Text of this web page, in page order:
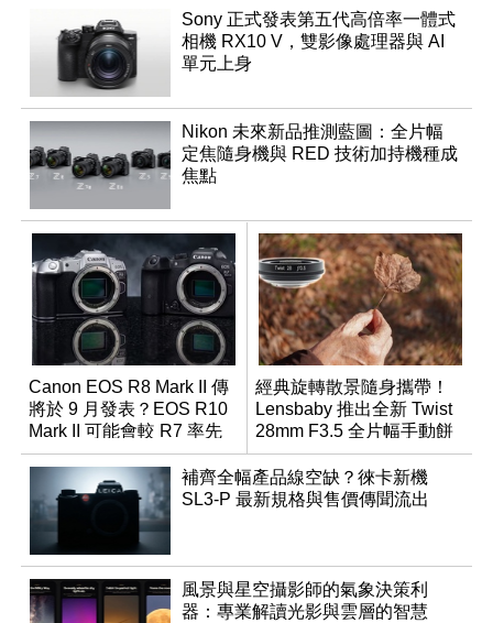
Sony 正式發表第五代高倍率一體式
相機 RX10 V，雙影像處理器與 AI
單元上身
Nikon 未來新品推測藍圖：全片幅
定焦隨身機與 RED 技術加持機種成
焦點
Canon EOS R8 Mark II 傳
將於 9 月發表？EOS R10
Mark II 可能會較 R7 率先
推出
經典旋轉散景隨身攜帶！
Lensbaby 推出全新 Twist
28mm F3.5 全片幅手動餅
乾鏡
補齊全幅產品線空缺？徠卡新機
SL3-P 最新規格與售價傳聞流出
風景與星空攝影師的氣象決策利
器：專業解讀光影與雲層的智慧